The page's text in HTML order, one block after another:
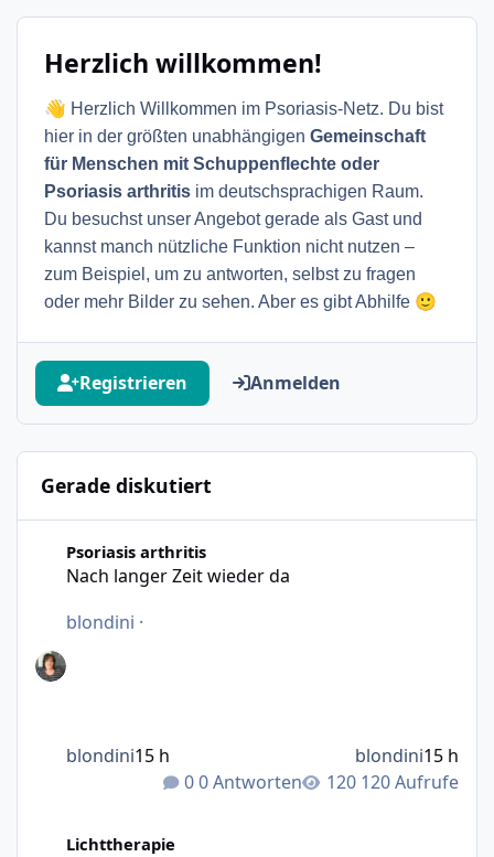
Herzlich willkommen!
👋 Herzlich Willkommen im Psoriasis-Netz. Du bist
hier in der größten unabhängigen Gemeinschaft
für Menschen mit Schuppenflechte oder
Psoriasis arthritis im deutschsprachigen Raum.
Du besuchst unser Angebot gerade als Gast und
kannst manch nützliche Funktion nicht nutzen –
zum Beispiel, um zu antworten, selbst zu fragen
oder mehr Bilder zu sehen. Aber es gibt Abhilfe 🙂
Registrieren Anmelden
Gerade diskutiert
Psoriasis arthritis
Nach langer Zeit wieder da
blondini ·
0 Antworten 120 Aufrufe
blondini15 h blondini15 h
Lichttherapie